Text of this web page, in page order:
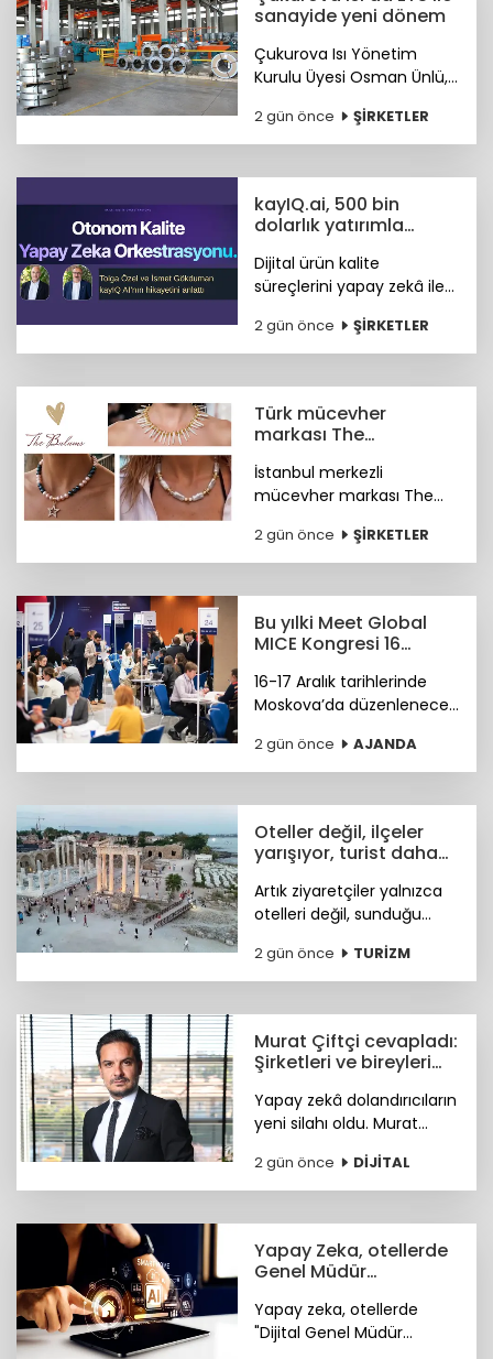
sanayide yeni dönem
Çukurova Isı Yönetim
Kurulu Üyesi Osman Ünlü,
ETS'nin sanayinin
uluslararası pazarlardaki
belirtti.
2 gün önce ŞİRKETLER
kayIQ.ai, 500 bin
dolarlık yatırımla
Dijital ürün kalite
süreçlerini yapay zekâ ile
kayIQ.ai platformu, 500
bin dolarlık yatırımla
2 gün önce ŞİRKETLER
Türk mücevher
markası The
başarı
İstanbul merkezli
mücevher markası The
koleksiyonuyla uluslararası
bağımsız tasarım
Badger'ın marka ağına
katıldı.
2 gün önce ŞİRKETLER
Bu yılki Meet Global
MICE Kongresi 16
16-17 Aralık tarihlerinde
Moskova’da düzenlenecek
Congress (MGMC),
Türkiye’nin MICE uzmanları
sunmaya hazırlanıyor.
2 gün önce AJANDA
Oteller değil, ilçeler
yarışıyor, turist daha
Artık ziyaretçiler yalnızca
otelleri değil, sunduğu
sosyal yaşamı ve fiyat-
performans avantajıyla
2 gün önce TURİZM
Murat Çiftçi cevapladı:
Şirketleri ve bireyleri
neler?
Yapay zekâ dolandırıcıların
yeni silahı oldu. Murat
bekleyen siber riskler
neler? sorusunu cevapladı.
2 gün önce DİJİTAL
Yapay Zeka, otellerde
Genel Müdür
hazırlanıyor
Yapay zeka, otellerde
"Dijital Genel Müdür